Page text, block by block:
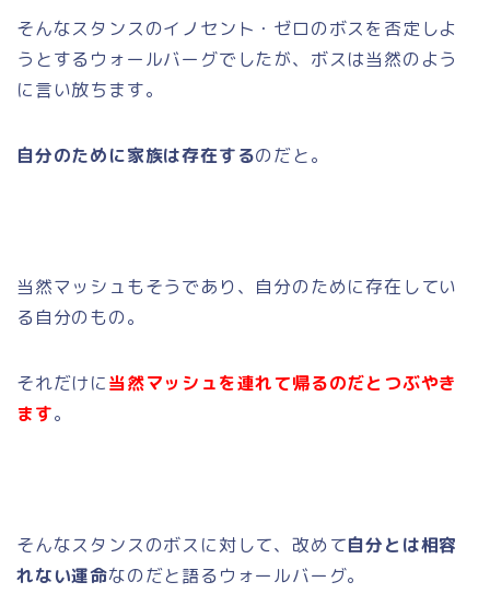
そんなスタンスのイノセント・ゼロのボスを否定しよ
うとするウォールバーグでしたが、ボスは当然のよう
に言い放ちます。
自分のために家族は存在するのだと。
当然マッシュもそうであり、自分のために存在してい
る自分のもの。
それだけに当然マッシュを連れて帰るのだとつぶやき
ます。
そんなスタンスのボスに対して、改めて自分とは相容
れない運命なのだと語るウォールバーグ。